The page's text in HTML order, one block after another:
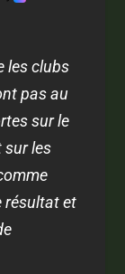
les clubs
pas au
sur le
sur les
résultat et